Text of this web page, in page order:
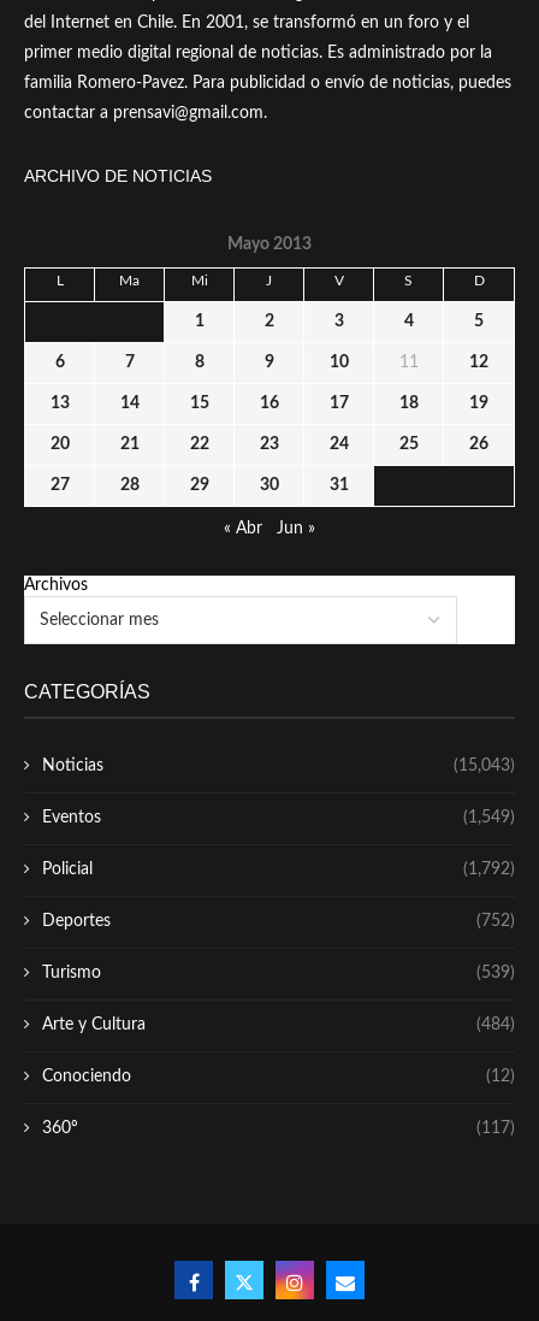
del Internet en Chile. En 2001, se transformó en un foro y el
primer medio digital regional de noticias. Es administrado por la
familia Romero-Pavez. Para publicidad o envío de noticias, puedes
contactar a prensavi@gmail.com.
ARCHIVO DE NOTICIAS
Mayo 2013
L Ma Mi J V S D
1 2 3 4 5
6 7 8 9 10 11 12
13 14 15 16 17 18 19
20 21 22 23 24 25 26
27 28 29 30 31
« Abr Jun »
Archivos
CATEGORÍAS
Noticias (15,043)
Eventos (1,549)
Policial (1,792)
Deportes (752)
Turismo (539)
Arte y Cultura (484)
Conociendo (12)
360º (117)